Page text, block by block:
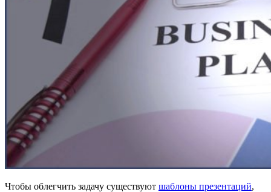
Чтобы облегчить задачу существуют шаблоны презентаций,